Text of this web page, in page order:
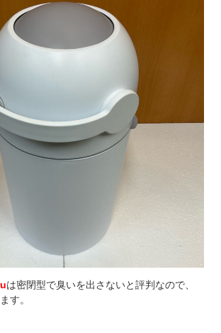
は密閉型で臭いを出さないと評判なので、
す。